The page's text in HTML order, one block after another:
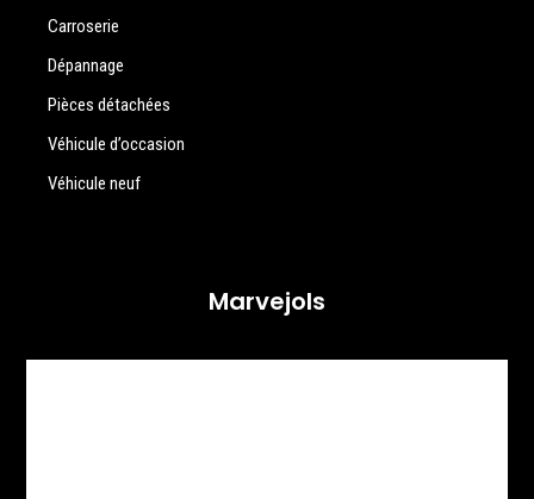
Carroserie
Dépannage
Pièces détachées
Véhicule d’occasion
Véhicule neuf
Marvejols